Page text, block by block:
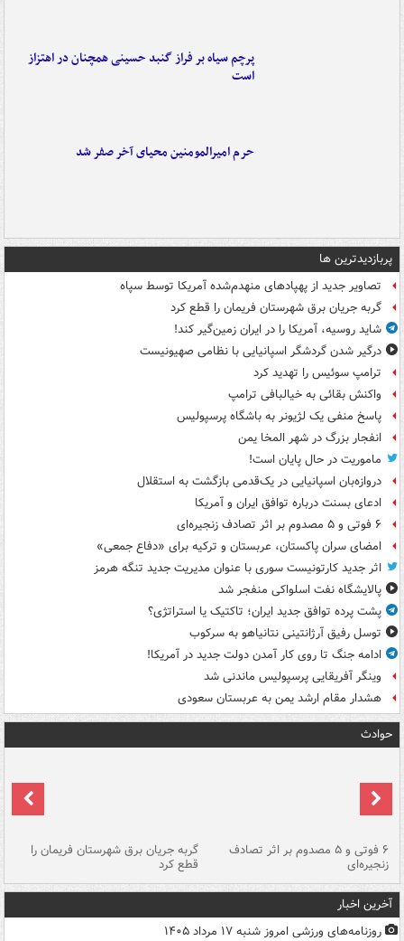
پرچم سیاه بر فراز گنبد حسینی همچنان در اهتزاز
است
حرم امیرالمومنین محیای آخر صفر شد
پربازدیدترین ها
تصاویر جدید از پهپادهای منهدم‌شده آمریکا توسط سپاه
گربه جریان برق شهرستان فریمان را قطع کرد
شاید روسیه، آمریکا را در ایران زمین‌گیر کند!
درگیر شدن گردشگر اسپانیایی با نظامی صهیونیست
ترامپ سوئیس را تهدید کرد
واکنش بقائی به خیالبافی ترامپ
پاسخ منفی یک لژیونر به باشگاه پرسپولیس
انفجار بزرگ در شهر المخا یمن
ماموریت در حال پایان است!
دروازه‌بان اسپانیایی در یک‌قدمی بازگشت به استقلال
ادعای بسنت درباره توافق ایران و آمریکا
۶ فوتی و ۵ مصدوم بر اثر تصادف زنجیره‌ای
امضای سران پاکستان، عربستان و ترکیه برای «دفاع جمعی»
اثر جدید کارتونیست سوری با عنوان مدیریت جدید تنگه هرمز
پالایشگاه نفت اسلواکی منفجر شد
پشت پرده توافق جدید ایران؛ تاکتیک یا استراتژی؟
توسل رفیق آرژانتینی نتانیاهو به سرکوب
ادامه جنگ تا روی کار آمدن دولت جدید در آمریکا!
وینگر آفریقایی پرسپولیس ماندنی شد
هشدار مقام ارشد یمن به عربستان سعودی
حوادث
۶ فوتی و ۵ مصدوم بر اثر تصادف
زنجیره‌ای
گربه جریان برق شهرستان فریمان را
قطع کرد
آخرین اخبار
روزنامه‌های ورزشی امروز ‌شنبه ۱۷ مرداد ۱۴۰۵